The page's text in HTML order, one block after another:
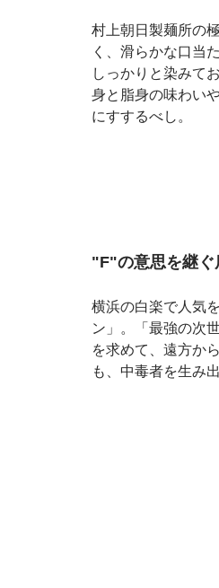
村上朝日製麺所の
く、滑らかな口当
しっかりと染みて
身と脂身の味わい
にすするべし。
"F"の意思を継ぐ
横浜の白楽で人気
ン」。「最強の次
を求めて、遠方か
も、中毒者を生み